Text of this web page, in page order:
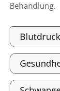
Behandlung.